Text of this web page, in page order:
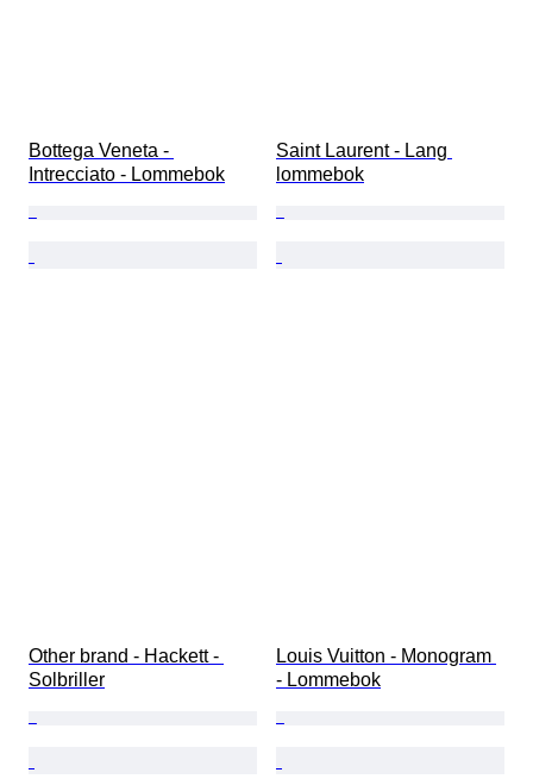
Bottega Veneta -
Intrecciato - Lommebok
Saint Laurent - Lang
lommebok
Other brand - Hackett -
Solbriller
Louis Vuitton - Monogram
- Lommebok